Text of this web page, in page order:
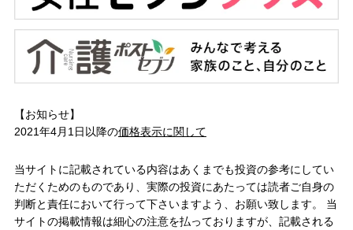
【お知らせ】
2021年4月1日以降の価格表示に関して
当サイトに記載されている内容はあくまでも投資の参考にしてい
ただくためのものであり、実際の投資にあたっては読者ご自身の
判断と責任において行って下さいますよう、お願い致します。 当
サイトの掲載情報は細心の注意を払っておりますが、記載される